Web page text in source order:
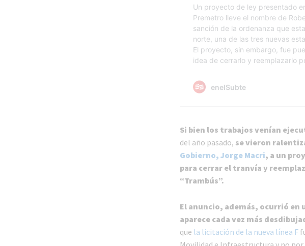
Si bien los trabajos venían
del año pasado, se vieron
Gobierno, Jorge Macri, a un
para cerrar el tranvía y
“Trambús”.
El anuncio, además, ocurrió en
aparece cada vez más
que la licitación de la nueva línea F